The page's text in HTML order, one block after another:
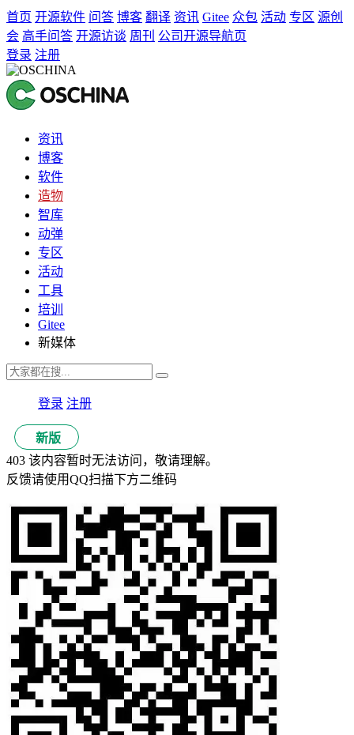
首页 开源软件 问答 博客 翻译 资讯 Gitee 众包 活动 专区 源创
会 高手问答 开源访谈 周刊 公司开源导航页
登录 注册
资讯
博客
软件
造物
智库
动弹
专区
活动
工具
培训
Gitee
新媒体
登录 注册
新版
403 该内容暂时无法访问，敬请理解。
反馈请使用QQ扫描下方二维码